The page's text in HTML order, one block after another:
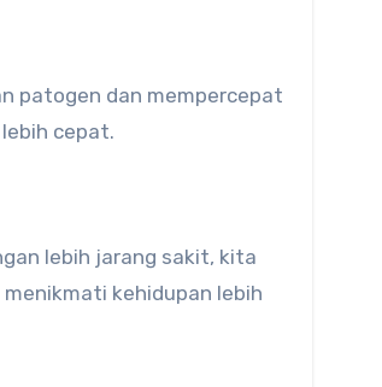
patogen dan mempercepat
cepat.
lebih jarang sakit, kita
kehidupan lebih